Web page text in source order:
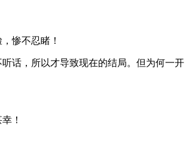
惨不忍睹！
话，所以才导致现在的结局。但为何一开
！